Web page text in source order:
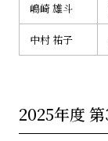
嶋崎 雄斗
中村 祐子
2025年度